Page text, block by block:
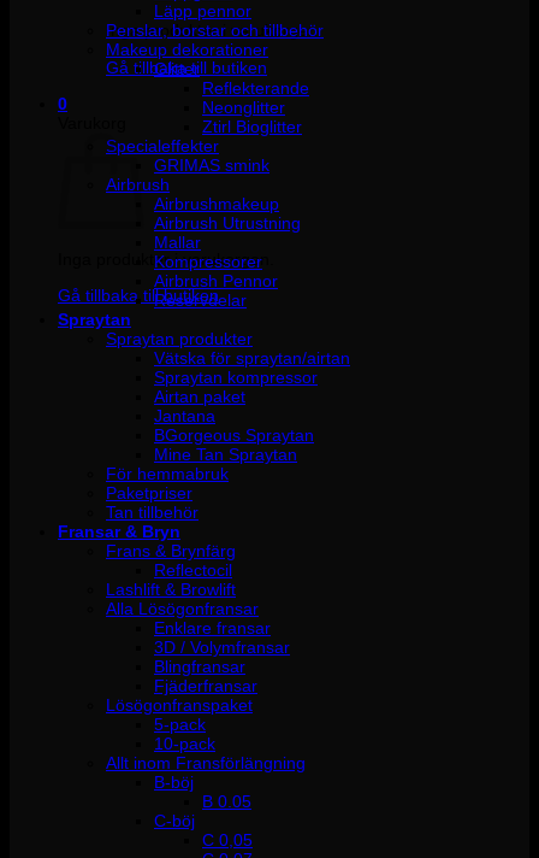
Inga produkter i varukorgen.
Gå tillbaka till butiken
0
Inga produkter i varukorgen.
Gå tillbaka till butiken
Läpp pennor
Penslar, borstar och tillbehör
Makeup dekorationer
Glitter
Reflekterande
Neonglitter
Ztirl Bioglitter
Specialeffekter
GRIMAS smink
Airbrush
Airbrushmakeup
Airbrush Utrustning
Mallar
Kompressorer
Airbrush Pennor
Reservdelar
Spraytan
Spraytan produkter
Vätska för spraytan/airtan
Spraytan kompressor
Airtan paket
Jantana
BGorgeous Spraytan
Mine Tan Spraytan
För hemmabruk
Paketpriser
Tan tillbehör
Fransar & Bryn
Frans & Brynfärg
Reflectocil
Lashlift & Browlift
Alla Lösögonfransar
Enklare fransar
3D / Volymfransar
Blingfransar
Fjäderfransar
Lösögonfranspaket
5-pack
10-pack
Allt inom Fransförlängning
B-böj
B 0.05
C-böj
C 0,05